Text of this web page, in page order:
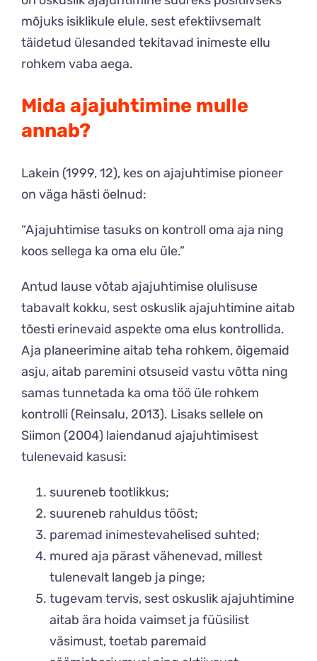
mõjuks isiklikule elule, sest efektiivsemalt
täidetud ülesanded tekitavad inimeste ellu
rohkem vaba aega.
Mida ajajuhtimine mulle
annab?
Lakein (1999, 12), kes on ajajuhtimise pioneer
on väga hästi öelnud:
“Ajajuhtimise tasuks on kontroll oma aja ning
koos sellega ka oma elu üle.”
Antud lause võtab ajajuhtimise olulisuse
tabavalt kokku, sest oskuslik ajajuhtimine aitab
tõesti erinevaid aspekte oma elus kontrollida.
Aja planeerimine aitab teha rohkem, õigemaid
asju, aitab paremini otsuseid vastu võtta ning
samas tunnetada ka oma töö üle rohkem
kontrolli (Reinsalu, 2013). Lisaks sellele on
Siimon (2004) laiendanud ajajuhtimisest
tulenevaid kasusi:
suureneb tootlikkus;
suureneb rahuldus tööst;
paremad inimestevahelised suhted;
mured aja pärast vähenevad, millest
tulenevalt langeb ja pinge;
tugevam tervis, sest oskuslik ajajuhtimine
aitab ära hoida vaimset ja füüsilist
väsimust, toetab paremaid